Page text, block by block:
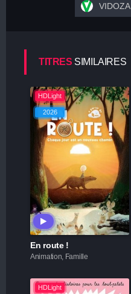
VIDOZA
TITRES SIMILAIRES
HDLight
2026
En route !
Animation, Famille
HDLight